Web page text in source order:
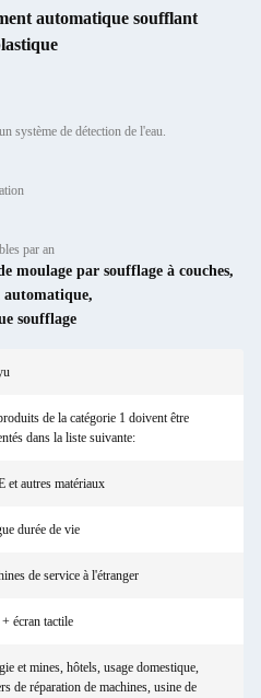
automatique soufflant
système de détection de l'eau.
par an
moulage par soufflage à couches,
automatique,
soufflage
de la catégorie 1 doivent être
dans la liste suivante:
et autres matériaux
durée de vie
de service à l'étranger
écran tactile
et mines, hôtels, usage domestique,
de réparation de machines, usine de